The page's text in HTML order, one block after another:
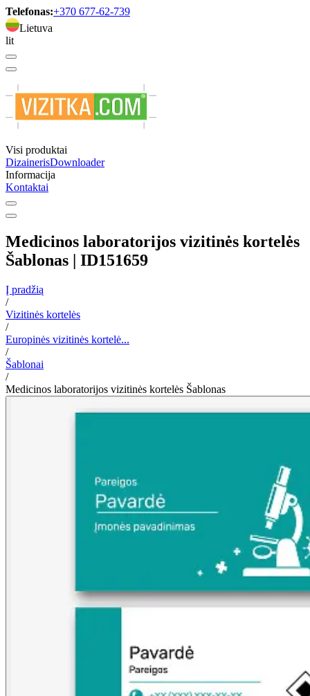
Telefonas:+370 677-62-739
Lietuva
lit
Visi produktai
DizainerisDownloader
Informacija
Kontaktai
Medicinos laboratorijos vizitinės kortelės
Šablonas | ID151659
Į pradžią
/
Vizitinės kortelės
/
Europinės vizitinės kortelė...
/
Šablonai
/
Medicinos laboratorijos vizitinės kortelės Šablonas